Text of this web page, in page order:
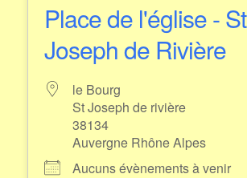
Place de l'église - St
Joseph de Rivière
le Bourg
St Joseph de rivière
38134
Auvergne Rhône Alpes
Aucuns évènements à venir